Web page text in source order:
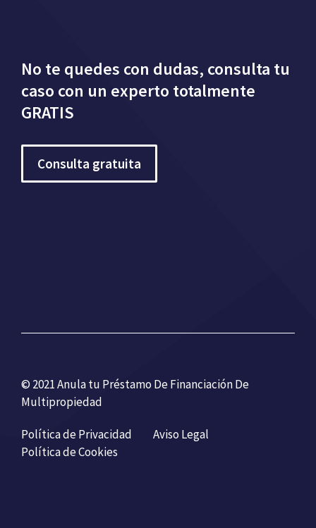
No te quedes con dudas, consulta tu
caso con un experto totalmente
GRATIS
Consulta gratuita
© 2021 Anula tu Préstamo De Financiación De
Multipropiedad
Política de Privacidad
Aviso Legal
Política de Cookies